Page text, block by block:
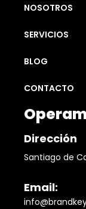
NOSOTROS
SERVICIOS
BLOG
CONTACTO
Dirección
Santiago de
Email: